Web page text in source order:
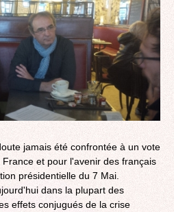
jamais été confrontée à un vote
et pour l'avenir des français
présidentielle du 7 Mai.
dans la plupart des
effets conjugués de la crise